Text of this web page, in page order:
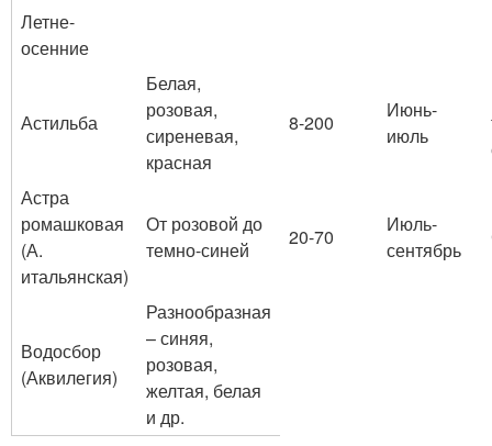
Летне-
осенние
Астильба
Белая,
розовая,
сиреневая,
красная
8-200
Июнь-
июль
Астра
ромашковая
(А.
итальянская)
От розовой до
темно-синей
20-70
Июль-
сентябрь
Водосбор
(Аквилегия)
Разнообразная
– синяя,
розовая,
желтая, белая
и др.